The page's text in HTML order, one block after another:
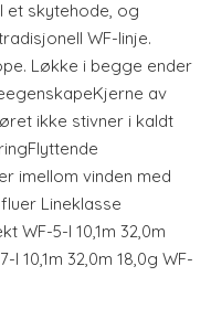
et skytehode, og
WF-linje.
Løkke i begge ender
av
ikke stivner i kaldt
imellom vinden med
Lineklasse
WF-5-I 10,1m 32,0m
I 10,1m 32,0m 18,0g WF-